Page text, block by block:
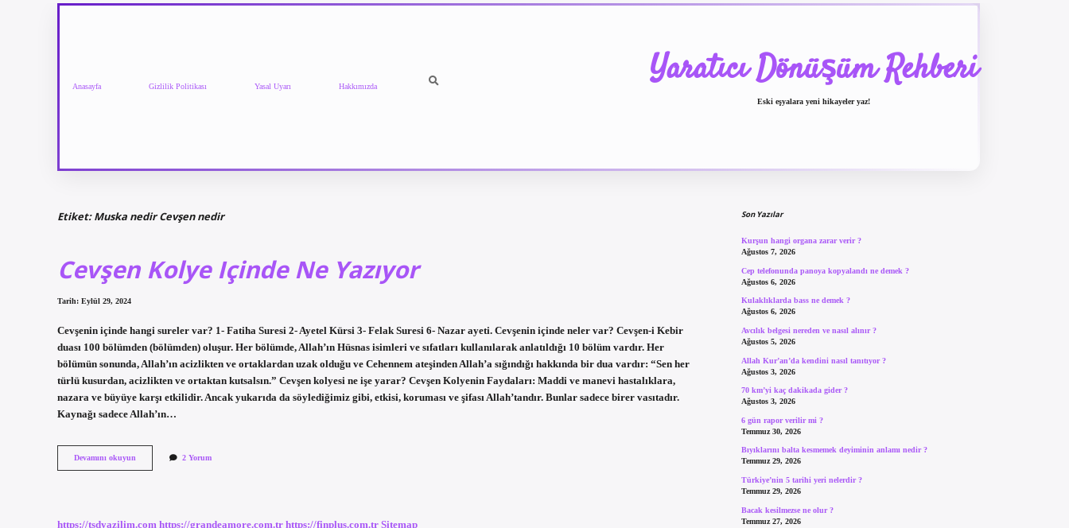
Anasayfa Gizlilik Politikası Yasal Uyarı Hakkımızda Yaratıcı Dönüşüm Rehberi
Eski eşyalara yeni hikayeler yaz!
Etiket:Muska nedir Cevşen nedir
Cevşen Kolye Içinde Ne Yazıyor
Tarih: Eylül 29, 2024
Cevşenin içinde hangi sureler var? 1- Fatiha Suresi 2- Ayetel Kürsi 3- Felak Suresi 6- Nazar ayeti. Cevşenin içinde neler var? Cevşen-i Kebir
duası 100 bölümden (bölümden) oluşur. Her bölümde, Allah’ın Hüsnas isimleri ve sıfatları kullanılarak anlatıldığı 10 bölüm vardır. Her
bölümün sonunda, Allah’ın acizlikten ve ortaklardan uzak olduğu ve Cehennem ateşinden Allah’a sığındığı hakkında bir dua vardır: “Sen her
türlü kusurdan, acizlikten ve ortaktan kutsalsın.” Cevşen kolyesi ne işe yarar? Cevşen Kolyenin Faydaları: Maddi ve manevi hastalıklara,
nazara ve büyüye karşı etkilidir. Ancak yukarıda da söylediğimiz gibi, etkisi, koruması ve şifası Allah’tandır. Bunlar sadece birer vasıtadır.
Kaynağı sadece Allah’ın…
Devamını okuyun
Kolye
2 Yorum
https://tsdyazilim.com https://grandeamore.com.tr https://finplus.com.tr Sitemap
Son Yazılar
Kurşun hangi organa zarar verir ?
Ağustos 7, 2026
Cep telefonunda panoya kopyalandı ne demek ?
Ağustos 6, 2026
Kulaklıklarda bass ne demek ?
Ağustos 6, 2026
Avcılık belgesi nereden ve nasıl alınır ?
Ağustos 5, 2026
Allah Kur’an’da kendini nasıl tanıtıyor ?
Ağustos 3, 2026
70 km’yi kaç dakikada gider ?
Ağustos 3, 2026
6 gün rapor verilir mi ?
Temmuz 30, 2026
Bıyıklarını balta kesmemek deyiminin anlamı nedir ?
Temmuz 29, 2026
Türkiye’nin 5 tarihi yeri nelerdir ?
Temmuz 29, 2026
Bacak kesilmezse ne olur ?
Temmuz 27, 2026